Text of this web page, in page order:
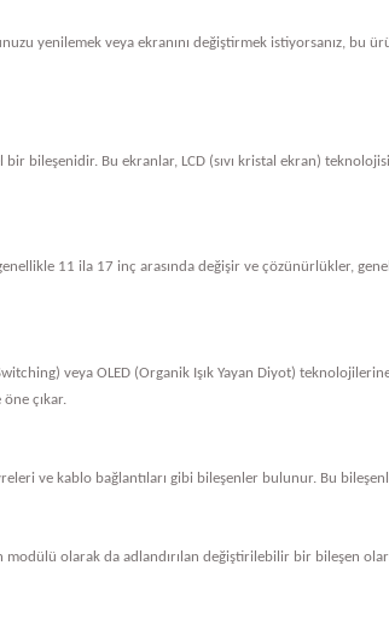
yenilemek veya ekranını değiştirmek istiyorsanız, bu
bileşenidir. Bu ekranlar, LCD (sıvı kristal ekran)
11 ila 17 inç arasında değişir ve çözünürlükler,
veya OLED (Organik Işık Yayan Diyot)
çıkar.
ve kablo bağlantıları gibi bileşenler bulunur. Bu
olarak da adlandırılan değiştirilebilir bir bileşen